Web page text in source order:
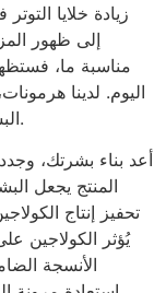
زيادة خلايا
إلى ظهور
مناسبة ما،
اليوم. لدينا
البشرة. يضعف هذا الحاجز مع التقدم في السن.
أعد بناء بشرتك،
المنتج يجعل
تحفيز إنتاج
يُؤثر
الأنسجة